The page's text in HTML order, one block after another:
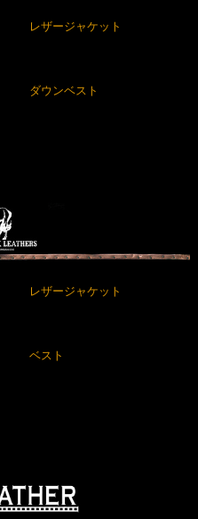
レザージャケット
ダウンベスト
レザージャケット
ベスト